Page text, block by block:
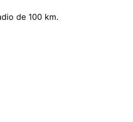
de 100 km.